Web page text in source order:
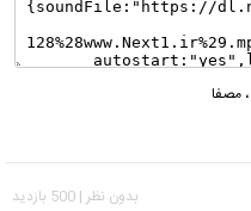
،مصفا
بدون نظر | 500 بازدید